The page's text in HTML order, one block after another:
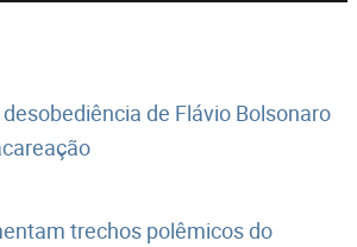
de Flávio Bolsonaro
trechos polêmicos do